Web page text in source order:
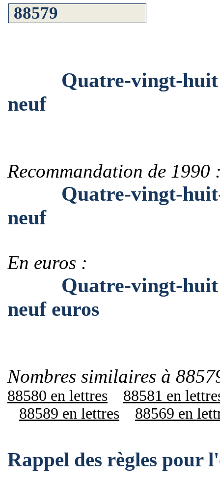
Quatre-vingt-huit
neuf
Recommandation de 1990
Quatre-vingt-huit-
neuf
En euros :
Quatre-vingt-huit
neuf euros
Nombres similaires à
88580 en lettres
88581 en
88589 en lettres
88569 en
Rappel des règles pour